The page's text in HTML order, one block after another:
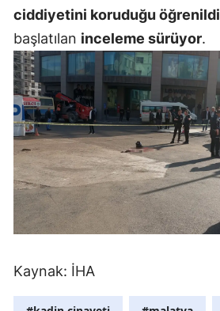
ciddiyetini koruduğu öğrenildi
başlatılan inceleme sürüyor.
Kaynak: İHA